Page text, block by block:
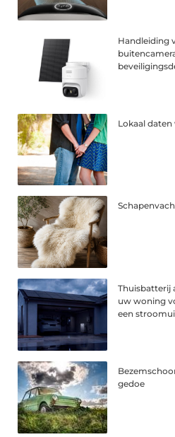
Handleiding
Lokaal
Thuisbatterij
uw woning
een
gedoe